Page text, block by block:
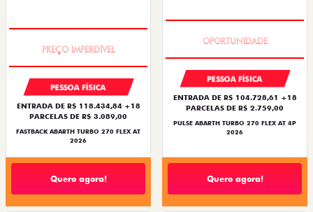
PESSOA FÍSICA
ENTRADA DE R$ 118.434,84 +18
PARCELAS DE R$ 3.089,00
FASTBACK ABARTH TURBO 270 FLEX AT
2026
Quero agora!
PESSOA FÍSICA
ENTRADA DE R$ 104.728,61 +18
PARCELAS DE R$ 2.759,00
PULSE ABARTH TURBO 270 FLEX AT 4P
2026
Quero agora!